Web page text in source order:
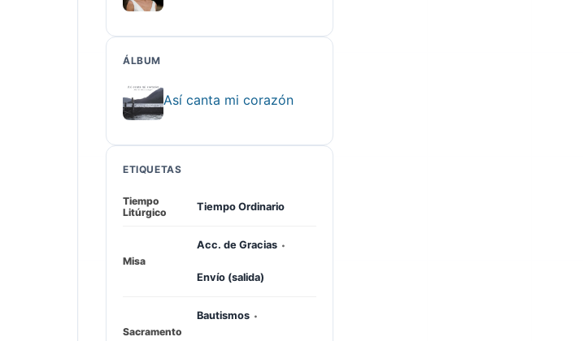
ÁLBUM
Así canta mi corazón
ETIQUETAS
Tiempo
Litúrgico
Tiempo Ordinario
Misa
Acc. de Gracias ·
Envío (salida)
Sacramento
Bautismos ·